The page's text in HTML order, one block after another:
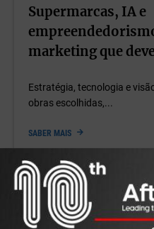
Supermarcas, IA e
marketing que
Estratégia, tecnologia e
obras escolhidas,...
SABER MAIS